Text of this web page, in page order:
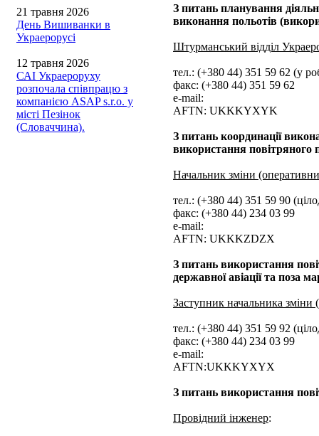
21 травня 2026
День Вишиванки в
Украерорусі
12 травня 2026
САІ Украероруху
розпочала співпрацю з
компанією ASAP s.r.o. у
місті Пезінок
(Словаччина).
З питань планування
виконання польотів
Штурманський відділ
тел.: (+380 44) 351 59 62 (у
факс: (+380 44) 351 59 62
e-mail:
AFTN: UKKKYXYK
З питань координації
використання повітряного
Начальник зміни
тел.: (+380 44) 351 59 90
факс: (+380 44) 234 03 99
e-mail:
AFTN: UKKKZDZX
З питань використання
державної авіації та поза
Заступник начальника зміни
тел.: (+380 44) 351 59 92
факс: (+380 44) 234 03 99
e-mail:
AFTN:UKKKYXYX
З питань використання
Провідний інженер: